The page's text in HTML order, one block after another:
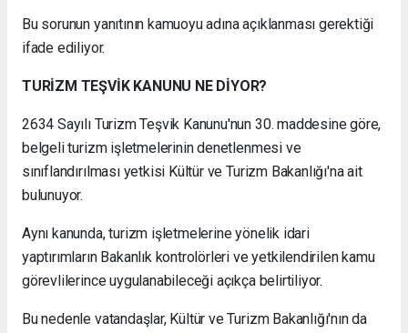
Bu sorunun yanıtının kamuoyu adına açıklanması gerektiği
ifade ediliyor.
TURİZM TEŞVİK KANUNU NE DİYOR?
2634 Sayılı Turizm Teşvik Kanunu'nun 30. maddesine göre,
belgeli turizm işletmelerinin denetlenmesi ve
sınıflandırılması yetkisi Kültür ve Turizm Bakanlığı'na ait
bulunuyor.
Aynı kanunda, turizm işletmelerine yönelik idari
yaptırımların Bakanlık kontrolörleri ve yetkilendirilen kamu
görevlilerince uygulanabileceği açıkça belirtiliyor.
Bu nedenle vatandaşlar, Kültür ve Turizm Bakanlığı'nın da